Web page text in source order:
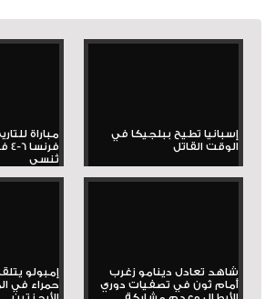
إسبانيا تطيح ببلجيكا في
الوقت القاتل
مباراة
تُنسى
شاهد تعادل دينامو زغرب
أمام ثون في تصفيات دوري
إمبولو
حمراء في